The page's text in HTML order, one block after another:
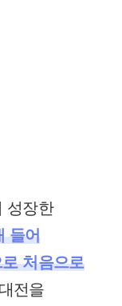
성장한
들어
처음으로
전을